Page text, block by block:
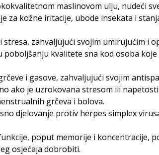
maslinovom ulju, nudeći
kožne iritacije, ubode insekata i
zahvaljujući svojim umirujućim i
kvalitete sna kod osoba
i gasove, zahvaljujući svojim
ako je uzrokovana stresom ili napetosti.
grčeva i bolova.
djelovanje protiv herpes simplex
poput memorije i koncentracije,
osjećaja dobrobiti.